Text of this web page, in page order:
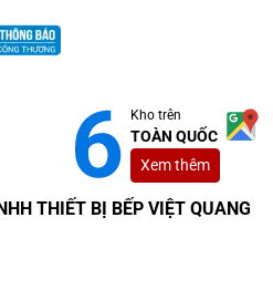
Kho trên
TOÀN QUỐC
Xem thêm
THIẾT BỊ BẾP VIỆT QUANG